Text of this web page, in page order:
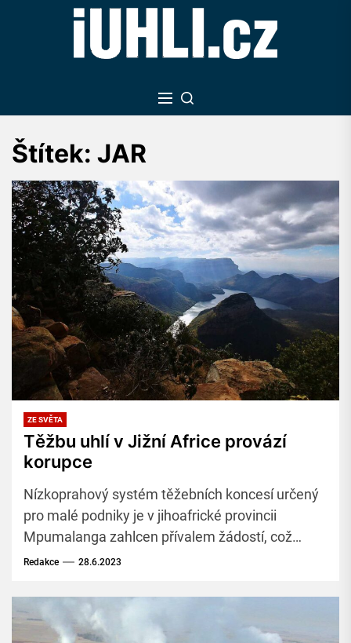
Štítek: JAR
ZE SVĚTA
Těžbu uhlí v Jižní Africe provází
korupce
Nízkoprahový systém těžebních koncesí určený
pro malé podniky je v jihoafrické provincii
Mpumalanga zahlcen přívalem žádostí, což
vyvolává podezření. Žádosti se týkají
pěti hektarů.
Redakce 28.6.2023